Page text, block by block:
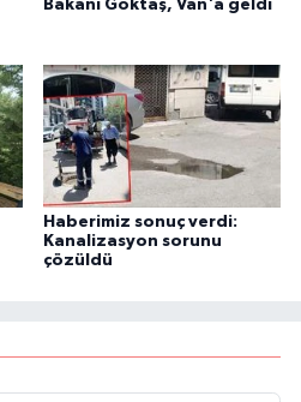
Bakanı Göktaş, Van'a geldi
Haberimiz sonuç verdi:
Kanalizasyon sorunu
çözüldü